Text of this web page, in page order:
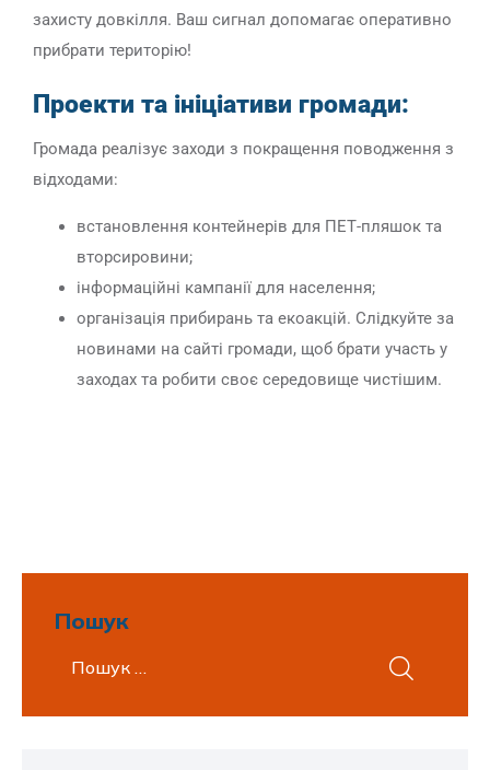
захисту довкілля. Ваш сигнал допомагає оперативно
прибрати територію!
Проекти та ініціативи громади:
Громада реалізує заходи з покращення поводження з
відходами:
встановлення контейнерів для ПЕТ-пляшок та
вторсировини;
інформаційні кампанії для населення;
організація прибирань та екоакцій. Слідкуйте за
новинами на сайті громади, щоб брати участь у
заходах та робити своє середовище чистішим.
Пошук